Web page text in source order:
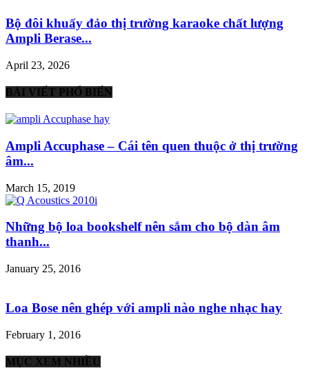
Bộ đôi khuấy đảo thị trường karaoke chất lượng
Ampli Berase...
April 23, 2026
BÀI VIẾT PHỔ BIẾN
Ampli Accuphase – Cái tên quen thuộc ở thị trường
âm...
March 15, 2019
Những bộ loa bookshelf nên sắm cho bộ dàn âm
thanh...
January 25, 2016
Loa Bose nên ghép với ampli nào nghe nhạc hay
February 1, 2016
MỤC XEM NHIỀU